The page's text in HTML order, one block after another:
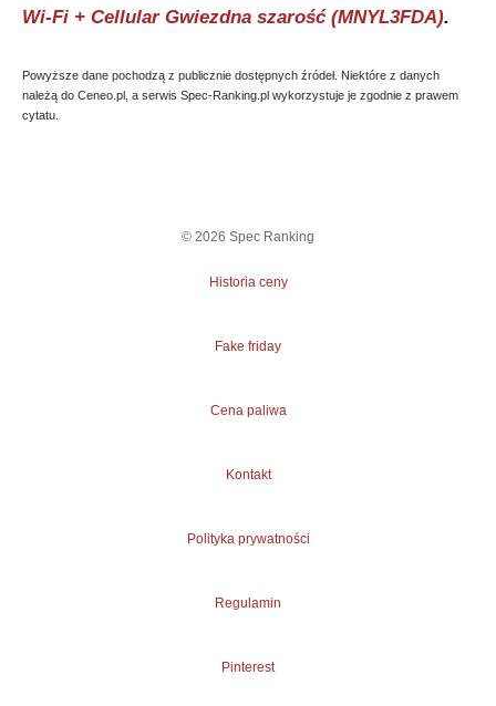
Wi-Fi + Cellular Gwiezdna szarość (MNYL3FDA).
Powyższe dane pochodzą z publicznie dostępnych źródeł. Niektóre z danych
należą do Ceneo.pl, a serwis Spec-Ranking.pl wykorzystuje je zgodnie z prawem
cytatu.
© 2026 Spec Ranking
Historia ceny
Fake friday
Cena paliwa
Kontakt
Polityka prywatności
Regulamin
Pinterest